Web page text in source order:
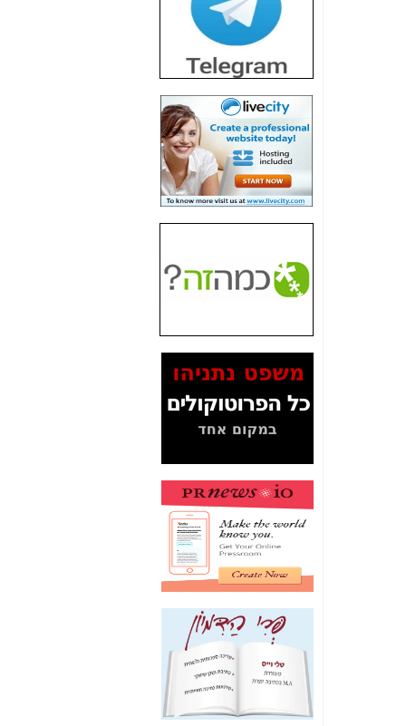
חשיפת מה שלא
רוצים שתדעו בעניין
פריסת אנלימיטד
(בניחוח בלתי נסבל) -
כאן
חשיפה: איוב קרא
אישר לקבוצת סלקום
בדיוק מה שביבי אישר
כאן
האם השר איוב קרא
היה צריך בכלל לחתום
על האישור, שנתן
האם ביבי וקרא קבלו
בכלל תמורה עבור
המסמכים בנושא בזק-
Yes (תיק 4000)
מוכיחים "תפירת תיק"
לאיש הלא נכון! -כאן
עובדות ומסמכים
האם ביבי כשר
תקשורת עזר לקב'
בזק? -כאן
מה מקור ה-Fake
News שהביא לתפירת
תיק לביבי והעלמת
החשודים הנכונים -כאן
אחת הרגליים של "תיק
4000 התפור"
התמוטטה היום
בניצחון (כפול) של בזק
-
כאן
איך כתבות מפנקות